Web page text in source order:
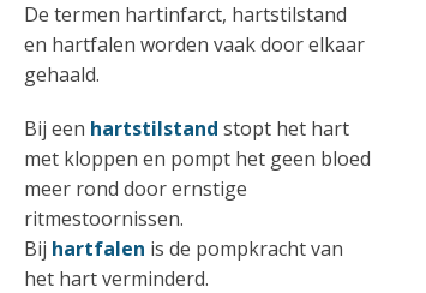
De termen hartinfarct, hartstilstand
en hartfalen worden vaak door elkaar
gehaald.
Bij een hartstilstand stopt het hart
met kloppen en pompt het geen bloed
meer rond door ernstige
ritmestoornissen.
Bij hartfalen is de pompkracht van
het hart verminderd.